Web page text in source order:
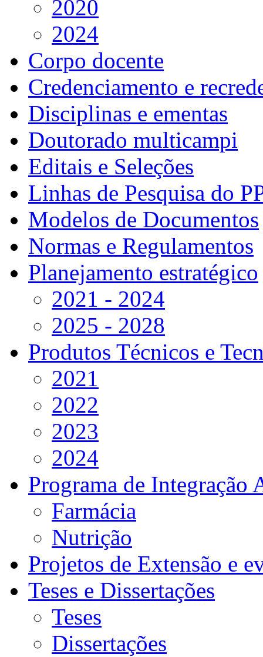
2020
2024
Corpo docente
Credenciamento e
Disciplinas e ementas
Doutorado multicampi
Editais e Seleções
Linhas de Pesquisa do
Modelos de Documentos
Normas e Regulamentos
Planejamento estratégico
2021 - 2024
2025 - 2028
Produtos Técnicos e
2021
2022
2023
2024
Programa de Integração
Farmácia
Nutrição
Projetos de Extensão e
Teses e Dissertações
Teses
Dissertações